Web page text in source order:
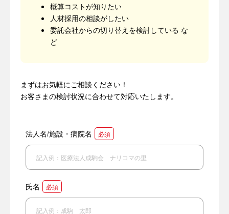
概算コストが知りたい
人材採用の相談がしたい
委託会社からの切り替えを検討している な
ど
まずはお気軽にご相談ください！
お客さまの検討状況に合わせて対応いたします。
法人名/施設・病院名 必須
氏名 必須